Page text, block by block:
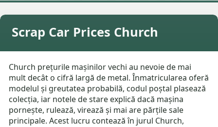
Scrap Car Prices Church
Church prețurile mașinilor vechi au nevoie de mai
mult decât o cifră largă de metal. Înmatricularea oferă
modelul și greutatea probabilă, codul poștal plasează
colecția, iar notele de stare explică dacă mașina
pornește, rulează, virează și mai are părțile sale
principale. Acest lucru contează în jurul Church,